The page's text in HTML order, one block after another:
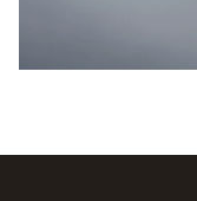
neste processo
iluminação do